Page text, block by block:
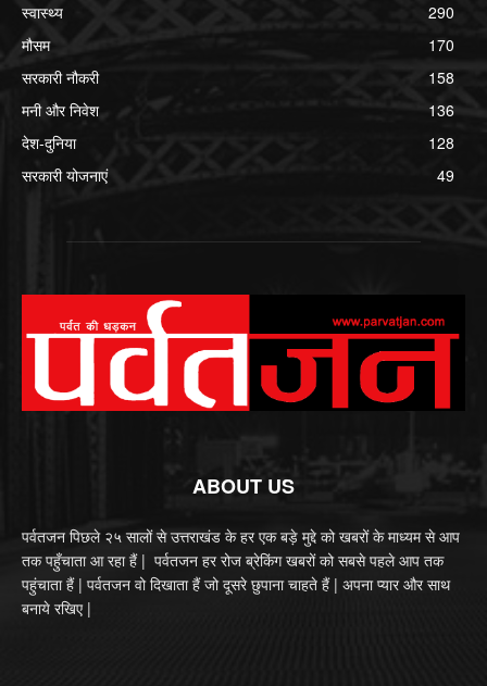
स्वास्थ्य
290
मौसम
170
सरकारी नौकरी
158
मनी और निवेश
136
देश-दुनिया
128
सरकारी योजनाएं
49
ABOUT US
पर्वतजन पिछले २५ सालों से उत्तराखंड के हर एक बड़े मुद्दे को खबरों के माध्यम से आप
तक पहुँचाता आ रहा हैं | पर्वतजन हर रोज ब्रेकिंग खबरों को सबसे पहले आप तक
पहुंचाता हैं | पर्वतजन वो दिखाता हैं जो दूसरे छुपाना चाहते हैं | अपना प्यार और साथ
बनाये रखिए |